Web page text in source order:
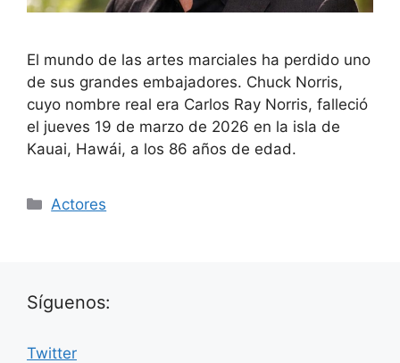
El mundo de las artes marciales ha perdido uno
de sus grandes embajadores. Chuck Norris,
cuyo nombre real era Carlos Ray Norris, falleció
el jueves 19 de marzo de 2026 en la isla de
Kauai, Hawái, a los 86 años de edad.
Categorías
Actores
Síguenos:
Twitter